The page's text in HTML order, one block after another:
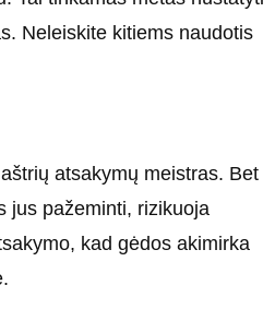
Neleiskite kitiems naudotis
atsakymų meistras. Bet
jus pažeminti, rizikuoja
kad gėdos akimirka